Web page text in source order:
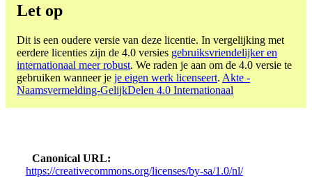
Let op
Dit is een oudere versie van deze licentie. In vergelijking met
eerdere licenties zijn de 4.0 versies gebruiksvriendelijker en
internationaal meer robust. We raden je aan om de 4.0 versie te
gebruiken wanneer je je eigen werk licenseert. Akte -
Naamsvermelding-GelijkDelen 4.0 Internationaal
Canonical URL
https://creativecommons.org/licenses/by-sa/1.0/nl/